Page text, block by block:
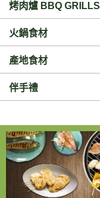
烤肉爐 BBQ GRILLS
火鍋食材
產地食材
伴手禮